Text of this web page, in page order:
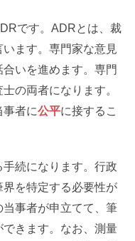
です。ADRとは、裁
ます。専門家な意見
いを進めます。専門
の両者になります。
事者に公平に接するこ
続になります。行政
を特定する必要性が
事者が申立てて、筆
きます。なお、測量